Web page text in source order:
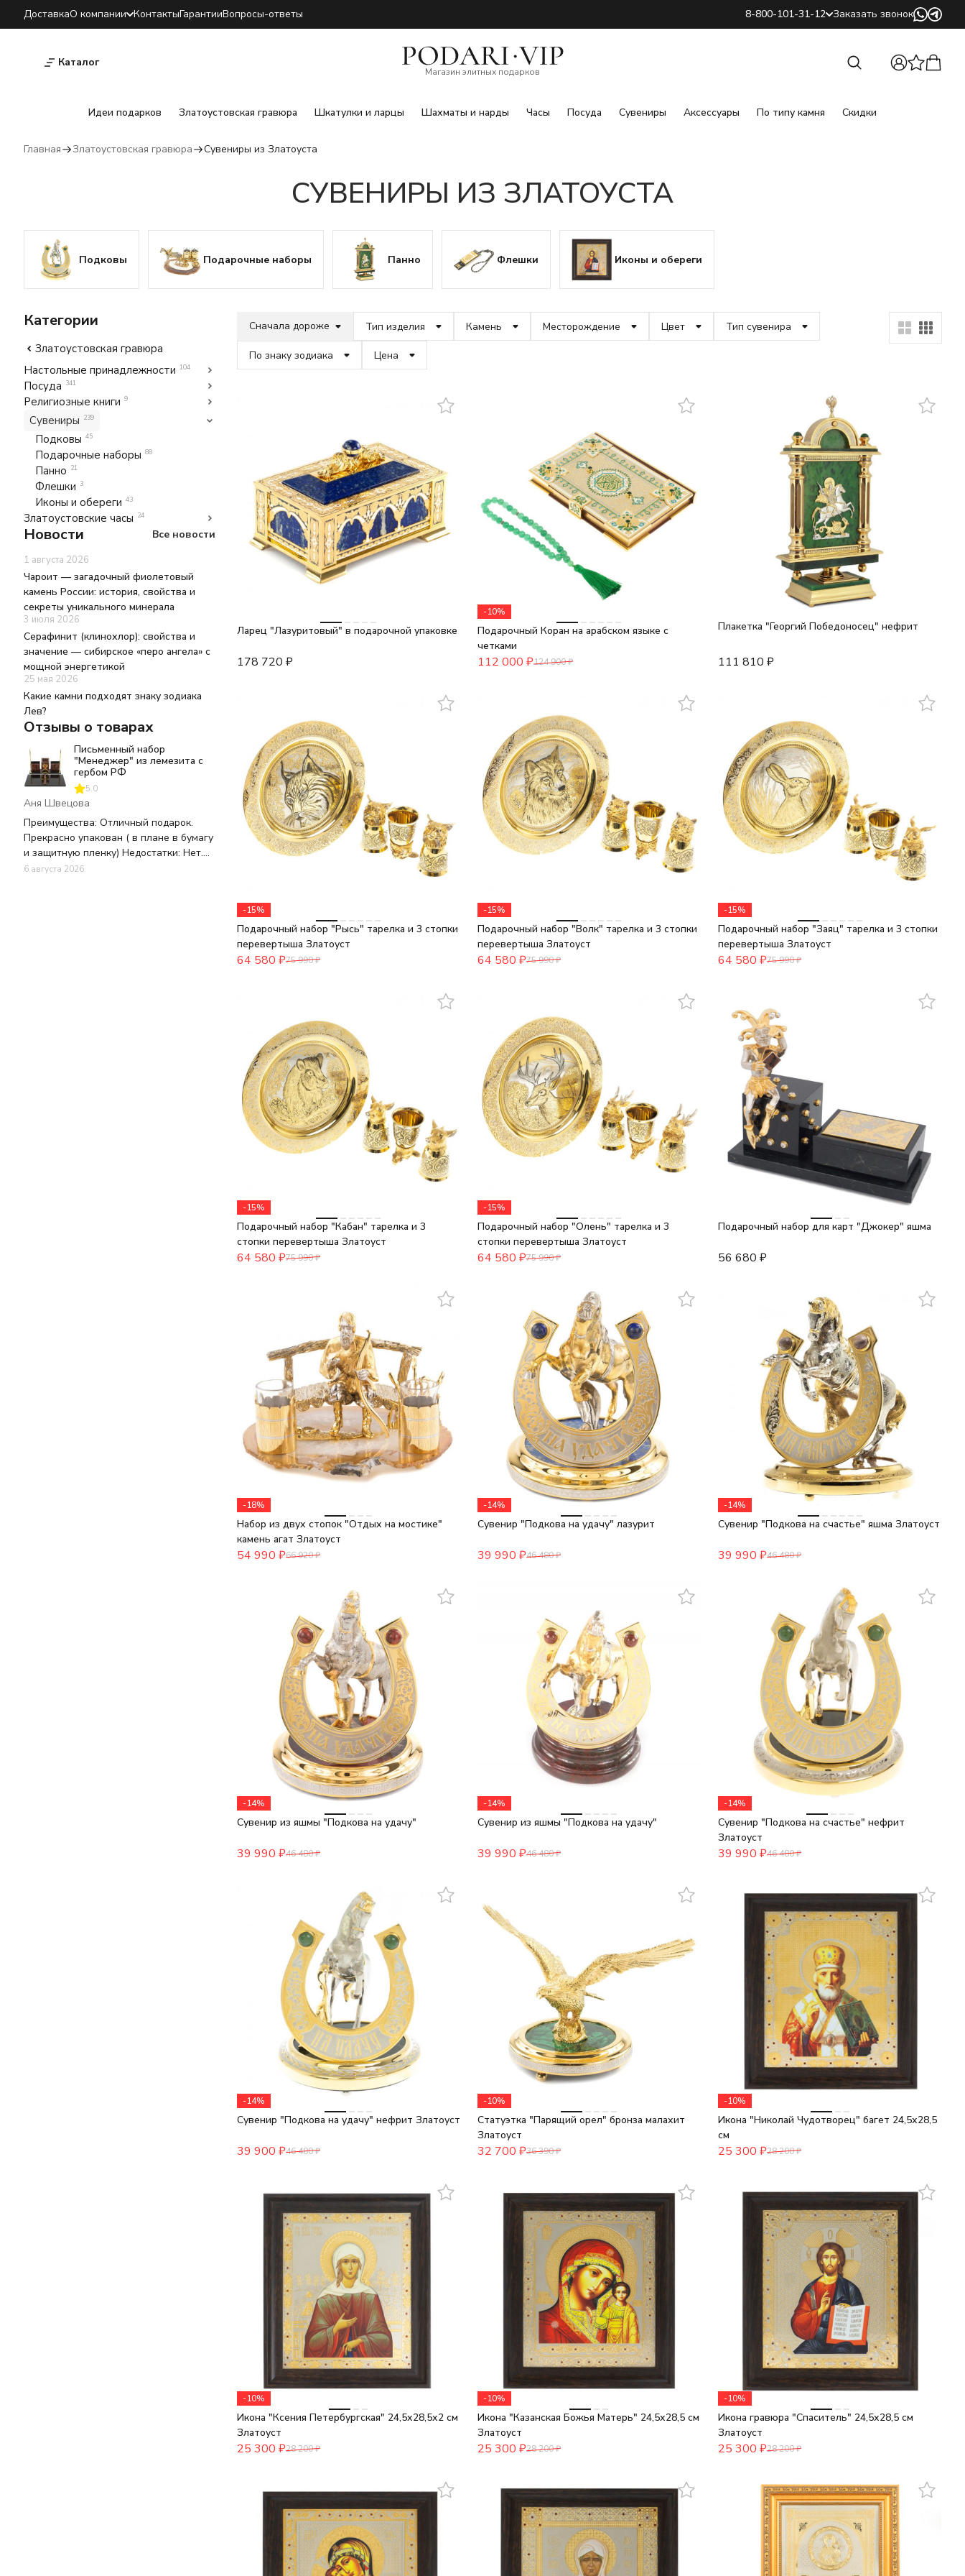
ДоставкаО компании КонтактыГарантииВопросы-ответы 8-800-101-31-12 Заказать звонок
Каталог
Магазин элитных подарков
Идеи подарков Златоустовская гравюра Шкатулки и ларцы Шахматы и нарды Часы Посуда Сувениры Аксессуары По типу камня Скидки
Найти
Главная Златоустовская гравюра Сувениры из Златоуста
СУВЕНИРЫ ИЗ ЗЛАТОУСТА
Подковы Подарочные наборы Панно Флешки Иконы и обереги
Сначала дороже Тип изделия Камень Месторождение Цвет Тип сувенира
По знаку зодиака Цена
Ларец "Лазуритовый" в подарочной упаковке
178 720 ₽
-10%
Подарочный Коран на арабском языке с
четками
112 000 ₽124 900₽
Плакетка "Георгий Победоносец" нефрит
111 810 ₽
-15%
Подарочный набор "Рысь" тарелка и 3 стопки
перевертыша Златоуст
64 580 ₽75 990₽
-15%
Подарочный набор "Волк" тарелка и 3 стопки
перевертыша Златоуст
64 580 ₽75 990₽
-15%
Подарочный набор "Заяц" тарелка и 3 стопки
перевертыша Златоуст
64 580 ₽75 990₽
-15%
Подарочный набор "Кабан" тарелка и 3
стопки перевертыша Златоуст
64 580 ₽75 990₽
-15%
Подарочный набор "Олень" тарелка и 3
стопки перевертыша Златоуст
64 580 ₽75 990₽
Подарочный набор для карт "Джокер" яшма
56 680 ₽
-18%
Набор из двух стопок "Отдых на мостике"
камень агат Златоуст
54 990 ₽66 920₽
-14%
Сувенир "Подкова на удачу" лазурит
39 990 ₽46 480₽
-14%
Сувенир "Подкова на счастье" яшма Златоуст
39 990 ₽46 480₽
-14%
Сувенир из яшмы "Подкова на удачу"
39 990 ₽46 480₽
-14%
Сувенир из яшмы "Подкова на удачу"
39 990 ₽46 480₽
-14%
Сувенир "Подкова на счастье" нефрит
Златоуст
39 990 ₽46 480₽
-14%
Сувенир "Подкова на удачу" нефрит Златоуст
39 900 ₽46 480₽
-10%
Статуэтка "Парящий орел" бронза малахит
Златоуст
32 700 ₽36 390₽
-10%
Икона "Николай Чудотворец" багет 24,5х28,5
см
25 300 ₽28 200₽
-10%
Икона "Ксения Петербургская" 24,5х28,5х2 см
Златоуст
25 300 ₽28 200₽
-10%
Икона "Казанская Божья Матерь" 24,5х28,5 см
Златоуст
25 300 ₽28 200₽
-10%
Икона гравюра "Спаситель" 24,5х28,5 см
Златоуст
25 300 ₽28 200₽
Категории
Златоустовская гравюра
Настольные принадлежности 104
Посуда 341
Религиозные книги 9
Сувениры 239
Подковы 45
Подарочные наборы 88
Панно 21
Флешки 3
Иконы и обереги 43
Златоустовские часы 24
Новости Все новости
1 августа 2026
Чароит — загадочный фиолетовый
камень России: история, свойства и
секреты уникального минерала
3 июля 2026
Серафинит (клинохлор): свойства и
значение — сибирское «перо ангела» с
мощной энергетикой
25 мая 2026
Какие камни подходят знаку зодиака
Лев?
Отзывы о товарах
Письменный набор
"Менеджер" из лемезита с
гербом РФ
5.0
Аня Швецова
Преимущества: Отличный подарок.
Прекрасно упакован ( в плане в бумагу
и защитную пленку) Недостатки: Нет.
Все было отлично. В целостности и
6 августа 2026